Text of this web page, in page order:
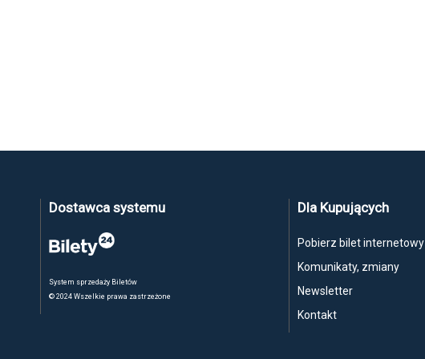
Dostawca systemu
System sprzedaży Biletów
© 2024 Wszelkie prawa zastrzeżone
Dla Kupujących
Pobierz bilet internetowy
Komunikaty, zmiany
Newsletter
Kontakt